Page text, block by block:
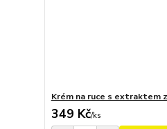
Krém na ruce s extraktem
349 Kč/ks